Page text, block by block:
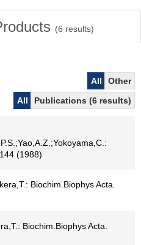
(6 results)
All
Other
All
Publications (6 results)
(1988)
Biochim.Biophys Acta.
Biochim.Biophys Acta.